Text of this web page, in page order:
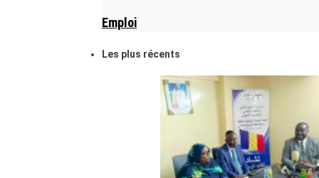
Emploi
Les plus récents